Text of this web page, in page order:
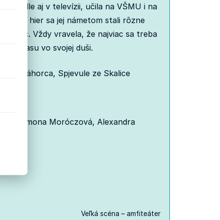
divadle aj v televízii, učila na VŠMU i na
a hier sa jej námetom stali rôzne
otec. Vždy vravela, že najviac sa treba
hlasu vo svojej duši.
Záhorca, Spjevule ze Skalice
Simona Moróczová, Alexandra
Veľká scéna – amfiteáter